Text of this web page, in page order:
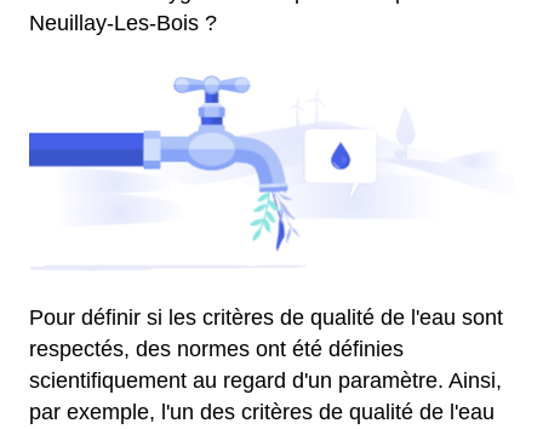
Neuillay-Les-Bois ?
Pour définir si les critères de qualité de l'eau sont
respectés, des normes ont été définies
scientifiquement au regard d'un paramètre. Ainsi,
par exemple, l'un des critères de qualité de l'eau